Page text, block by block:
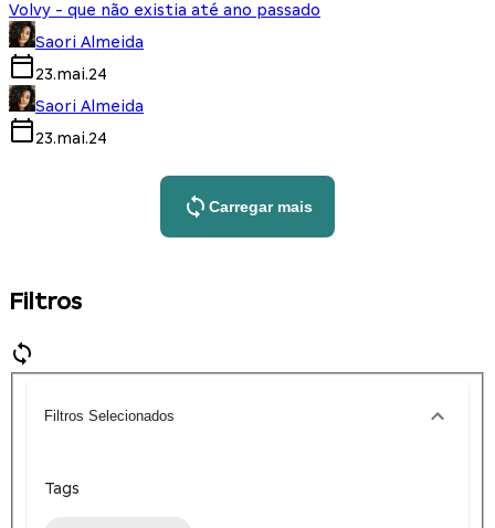
Volvy - que não existia até ano passado
Saori Almeida
23.mai.24
Saori Almeida
23.mai.24
Carregar mais
Filtros
Filtros Selecionados
Tags